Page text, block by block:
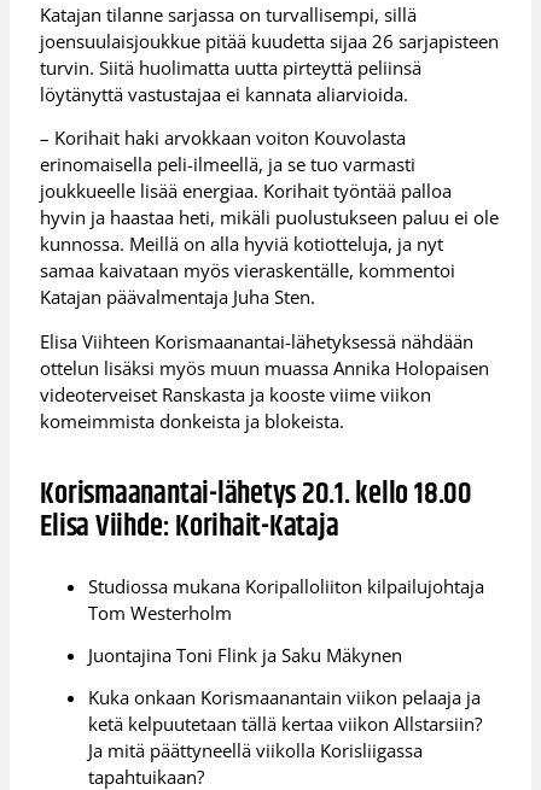
Katajan tilanne sarjassa on turvallisempi, sillä
joensuulaisjoukkue pitää kuudetta sijaa 26 sarjapisteen
turvin. Siitä huolimatta uutta pirteyttä peliinsä
löytänyttä vastustajaa ei kannata aliarvioida.
– Korihait haki arvokkaan voiton Kouvolasta
erinomaisella peli-ilmeellä, ja se tuo varmasti
joukkueelle lisää energiaa. Korihait työntää palloa
hyvin ja haastaa heti, mikäli puolustukseen paluu ei ole
kunnossa. Meillä on alla hyviä kotiotteluja, ja nyt
samaa kaivataan myös vieraskentälle, kommentoi
Katajan päävalmentaja Juha Sten.
Elisa Viihteen Korismaanantai-lähetyksessä nähdään
ottelun lisäksi myös muun muassa Annika Holopaisen
videoterveiset Ranskasta ja kooste viime viikon
komeimmista donkeista ja blokeista.
Korismaanantai-lähetys 20.1. kello 18.00
Elisa Viihde: Korihait-Kataja
Studiossa mukana Koripalloliiton kilpailujohtaja
Tom Westerholm
Juontajina Toni Flink ja Saku Mäkynen
Kuka onkaan Korismaanantain viikon pelaaja ja
ketä kelpuutetaan tällä kertaa viikon Allstarsiin?
Ja mitä päättyneellä viikolla Korisliigassa
tapahtuikaan?